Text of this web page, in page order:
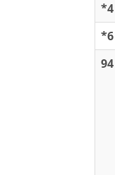
*4
*6
94